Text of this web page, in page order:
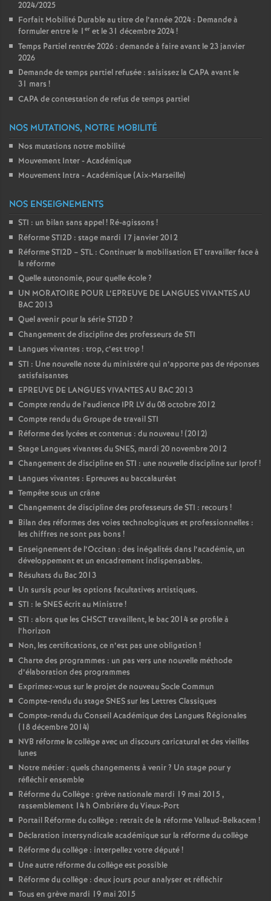
2024/2025
Forfait Mobilité Durable au titre de l’année 2024 : Demande à
formuler entre le 1 er et le 31 décembre 2024!
Temps Partiel rentrée 2026 : demande à faire avant le 23 janvier
2026
Demande de temps partiel refusée : saisissez la CAPA avant le
31 mars !
CAPA de contestation de refus de temps partiel
NOS MUTATIONS, NOTRE MOBILITÉ
Nos mutations notre mobilité
Mouvement Inter - Académique
Mouvement Intra - Académique (Aix-Marseille)
NOS ENSEIGNEMENTS
STI : un bilan sans appel! Ré-agissons !
Réforme STI2D : stage mardi 17 janvier 2012
Réforme STI2D – STL : Continuer la mobilisation ET travailler face à
la réforme
Quelle autonomie, pour quelle école?
UN MORATOIRE POUR L’EPREUVE DE LANGUES VIVANTES AU
BAC 2013
Quel avenir pour la série STI2D ?
Changement de discipline des professeurs de STI
Langues vivantes : trop, c’est trop!
STI : Une nouvelle note du ministére qui n’apporte pas de réponses
satisfaisantes
EPREUVE DE LANGUES VIVANTES AU BAC 2013
Compte rendu de l’audience IPR LV du 08 octobre 2012
Compte rendu du Groupe de travail STI
Réforme des lycées et contenus : du nouveau! (2012)
Stage Langues vivantes du SNES, mardi 20 novembre 2012
Changement de discipline en STI : une nouvelle discipline sur Iprof!
Langues vivantes : Epreuves au baccalauréat
Tempête sous un crâne
Changement de discipline des professeurs de STI : recours !
Bilan des réformes des voies technologiques et professionnelles :
les chiffres ne sont pas bons !
Enseignement de l’Occitan : des inégalités dans l’académie, un
développement et un encadrement indispensables.
Résultats du Bac 2013
Un sursis pour les options facultatives artistiques.
STI : le SNES écrit au Ministre!
STI : alors que les CHSCT travaillent, le bac 2014 se profile à
l’horizon
Non, les certifications, ce n’est pas une obligation !
Charte des programmes : un pas vers une nouvelle méthode
d’élaboration des programmes
Exprimez-vous sur le projet de nouveau Socle Commun
Compte-rendu du stage SNES sur les Lettres Classiques
Compte-rendu du Conseil Académique des Langues Régionales
(18 décembre 2014)
NVB réforme le collège avec un discours caricatural et des vieilles
lunes
Notre métier : quels changements à venir? Un stage pour y
réfléchir ensemble
Réforme du Collège : grève nationale mardi 19 mai 2015 ,
rassemblement 14 h Ombrière du Vieux-Port
Portail Réforme du collège : retrait de la réforme Vallaud-Belkacem !
Déclaration intersyndicale académique sur la réforme du collège
Réforme du collège : interpellez votre député!
Une autre réforme du collège est possible
Réforme du collège : deux jours pour analyser et réfléchir
Tous en grève mardi 19 mai 2015